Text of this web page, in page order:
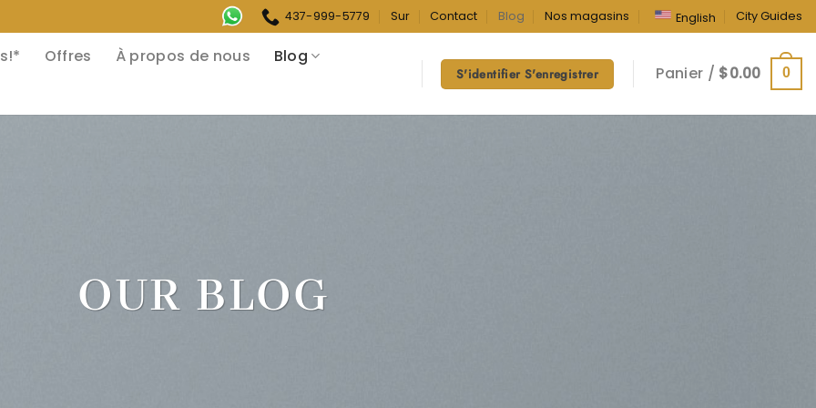
437-999-5779 Sur Contact Blog Nos magasins English City Guides
Offres À propos de nous
Blog
S'identifier S'enregistrer Panier / $0.00 0
OUR BLOG